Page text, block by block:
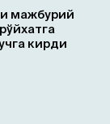
мажбурий
кирди